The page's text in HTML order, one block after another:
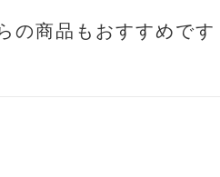
の商品もおすすめです